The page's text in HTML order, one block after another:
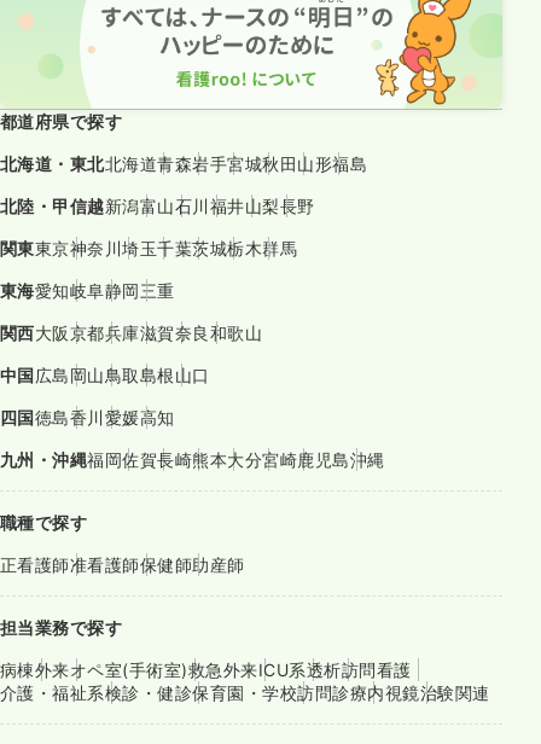
都道府県で探す
北海道・東北北海道青森岩手宮城秋田 山形福島
北陸・甲信越新潟富山石川 福井山梨長野
関東東京神奈川埼玉千葉茨城栃木群馬
東海愛知岐阜静岡三重
関西大阪京都兵庫滋賀奈良和歌山
中国 広島 岡山鳥取島根山口
四国徳島香川 愛媛高知
九州・沖縄福岡佐賀長崎熊本大分宮崎鹿児島沖縄
職種で探す
正看護師准看護師保健師助産師
担当業務で探す
病棟外来オペ室(手術室)救急外来ICU系透析訪問看護
介護・福祉系検診・健診保育園・学校訪問診療内視鏡治験関連